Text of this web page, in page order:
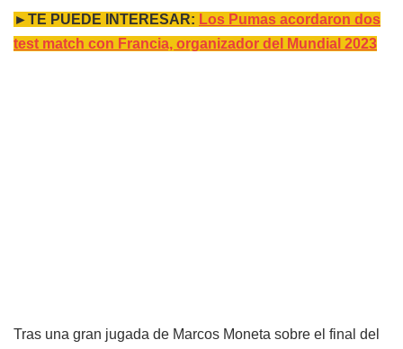
►TE PUEDE INTERESAR: Los Pumas acordaron dos
test match con Francia, organizador del Mundial 2023
Tras una gran jugada de Marcos Moneta sobre el final del